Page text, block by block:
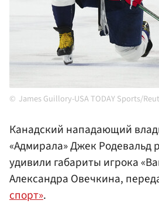
James Guillory-USA TODAY Sports/
Канадский нападающий
«Адмирала» Джек Родевальд
удивили габариты игрока
Александра Овечкина,
спорт».